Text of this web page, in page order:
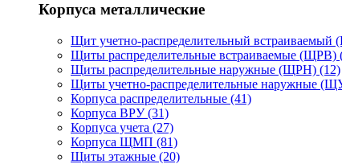
Корпуса металлические
Щит учетно-распределительный
Щиты распределительные встраиваемые (ЩРВ)
Щиты распределительные наружные (ЩРН) (12)
Щиты учетно-распределительные наружные
Корпуса распределительные (41)
Корпуса ВРУ (31)
Корпуса учета (27)
Корпуса ЩМП (81)
Щиты этажные (20)